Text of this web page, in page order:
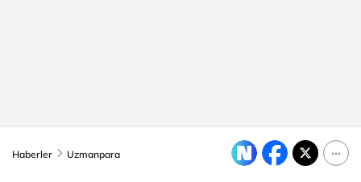
Haberler Uzmanpara